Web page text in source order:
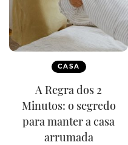
CASA
A Regra dos 2
Minutos: o segredo
para manter a casa
arrumada